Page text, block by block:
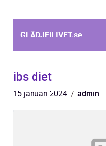
GLÄDJEILIVET.se
ibs diet
15 januari 2024 admin